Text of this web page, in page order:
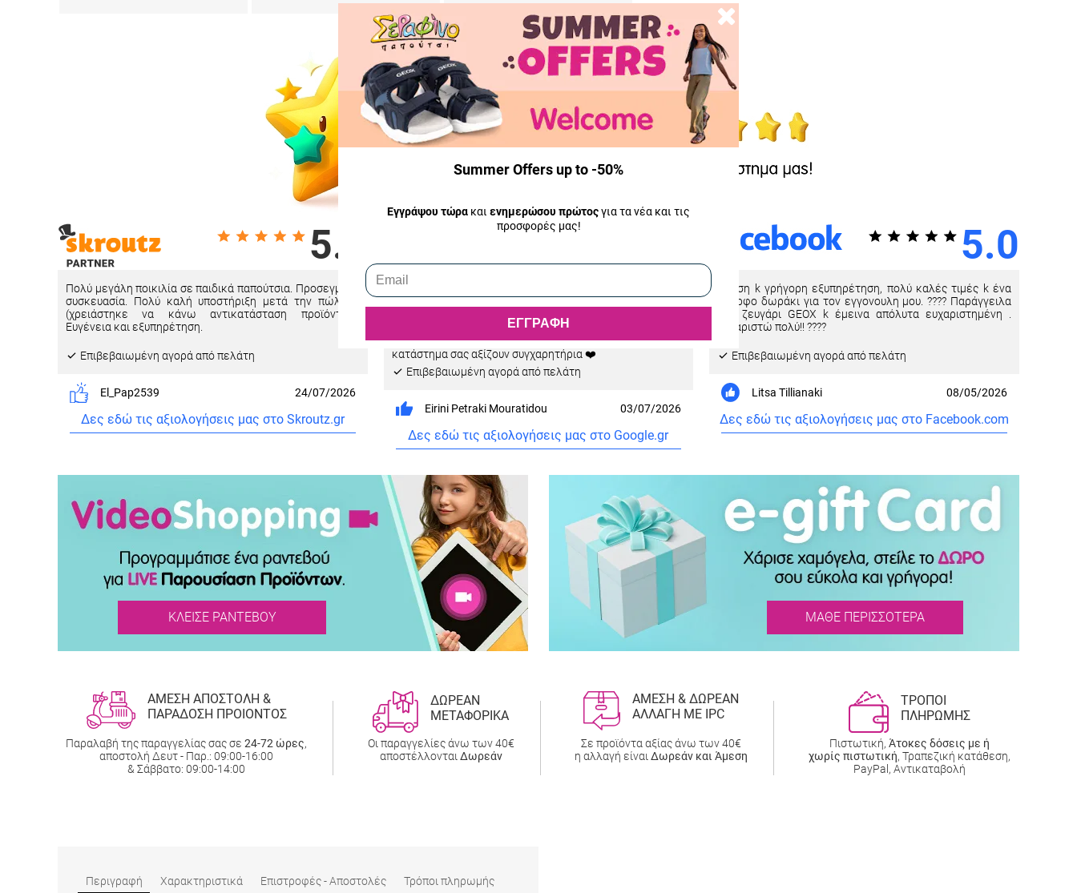
5.0
Πολύ μεγάλη ποικιλία σε παιδικά παπούτσια. Προσεγμένη
συσκευασία. Πολύ καλή υποστήριξη μετά την πώληση
(χρειάστηκε να κάνω αντικατάσταση προϊόντος).
Ευγένεια και εξυπηρέτηση.
Eπιβεβαιωμένη αγορά από πελάτη
El_Pap2539 24/07/2026
Δες εδώ τις αξιολογήσεις μας στο Skroutz.gr
Είμαι πελάτισσα από Δυτική Θεσσαλονικη .Οποτε
επισκεφθω το ηλεκτρικό κατάστημα πάντα βρίσκω
άψογη , προσεγμένη συσκευασία κ πάντα ένα δωράκι
μέσα στο προϊόν που συνοδεύει κάθε αγορά . Το καλύτερο
κατάστημα σας αξίζουν συγχαρητήρια ❤️
Eπιβεβαιωμένη αγορά από πελάτη
Eirini Petraki Mouratidou 03/07/2026
Δες εδώ τις αξιολογήσεις μας στο Google.gr
5.0
Άμεση k γρήγορη εξυπηρέτηση, πολύ καλές τιμές k ένα
όμορφο δωράκι για τον εγγονουλη μου. ???? Παράγγειλα
ένα ζευγάρι GEOX k έμεινα απόλυτα ευχαριστημένη .
Ευχαριστώ πολύ!! ????
Eπιβεβαιωμένη αγορά από πελάτη
Litsa Tillianaki 08/05/2026
Δες εδώ τις αξιολογήσεις μας στο Facebook.com
ΚΛΕΙΣΕ ΡΑΝΤΕΒΟΥ ΜΑΘΕ ΠΕΡΙΣΣΟΤΕΡΑ
ΑΜΕΣΗ ΑΠΟΣΤΟΛΗ &
ΠΑΡΑΔΟΣΗ ΠΡΟΙΟΝΤΟΣ
Παραλαβή της παραγγελίας σας σε 24-72 ώρες,
αποστολή Δευτ - Παρ.: 09:00-16:00
& Σάββατο: 09:00-14:00
ΔΩΡΕΑΝ
ΜΕΤΑΦΟΡΙΚΑ
Οι παραγγελίες άνω των 40€
αποστέλλονται Δωρεάν
ΑΜΕΣΗ & ΔΩΡΕΑΝ
ΑΛΛΑΓΗ ΜΕ IPC
Σε προϊόντα αξίας άνω των 40€
η αλλαγή είναιΔωρεάν και Άμεση
ΤΡΟΠΟΙ
ΠΛΗΡΩΜΗΣ
Πιστωτική, Άτοκες δόσεις με ή
χωρίς πιστωτική, Τραπεζική κατάθεση,
PayPal, Αντικαταβολή
Περιγραφή Χαρακτηριστικά Επιστροφές - Αποστολές Τρόποι πληρωμής
Summer Offers up to -50%
Εγγράψου τώρα και ενημερώσου πρώτοςγια τα νέα και τις
προσφορές μας!
ΕΓΓΡΑΦΗ